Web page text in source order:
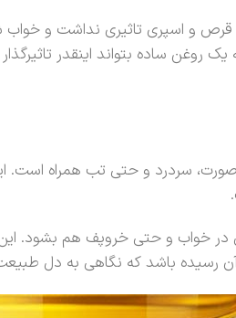
و اسپری تاثیری نداشت و
صورت، سردرد و حتی تب همراه
در خواب و حتی خروپف هم بشود.
رسیده باشد که نگاهی به دل